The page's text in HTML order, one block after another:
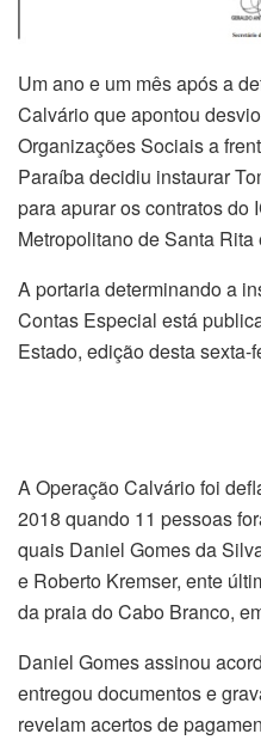
Um ano e um mês após a
Calvário que apontou
Organizações Sociais a
Paraíba decidiu instaurar
para apurar os contratos do
Metropolitano de Santa
A portaria determinando a
Contas Especial está
Estado, edição desta sexta-
A Operação Calvário foi
2018 quando 11 pessoas
quais Daniel Gomes da
e Roberto Kremser, ente
da praia do Cabo Branco,
Daniel Gomes assinou
entregou documentos e
revelam acertos de